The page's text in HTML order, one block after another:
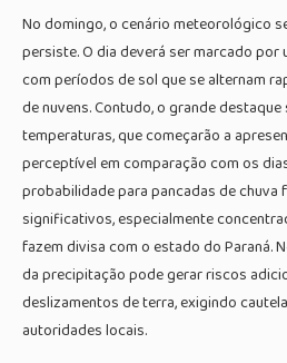
No domingo, o cenário meteorológico
persiste. O dia deverá ser marcado por
com períodos de sol que se alternam
de nuvens. Contudo, o grande
temperaturas, que começarão a
perceptível em comparação com os
probabilidade para pancadas de chuva
significativos, especialmente
fazem divisa com o estado do Paraná.
da precipitação pode gerar riscos
deslizamentos de terra, exigindo
autoridades locais.